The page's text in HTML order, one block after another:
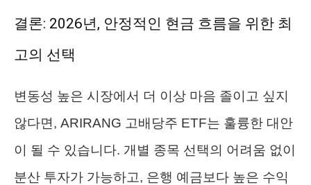
결론: 2026년, 안정적인 현금 흐름을 위한 최
고의 선택
변동성 높은 시장에서 더 이상 마음 졸이고 싶지
않다면, ARIRANG 고배당주 ETF는 훌륭한 대안
이 될 수 있습니다. 개별 종목 선택의 어려움 없이
분산 투자가 가능하고, 은행 예금보다 높은 수익